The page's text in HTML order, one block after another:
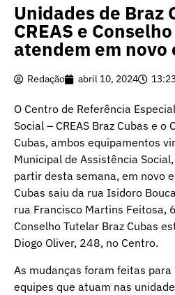
Unidades de Braz
CREAS e
atendem em novo
Redação abril 10, 2024 13:23
O Centro de Referência
Social – CREAS Braz Cubas e o
Cubas, ambos equipamentos
Municipal de Assistência
partir desta semana, em novo
Cubas saiu da rua Isidoro
rua Francisco Martins Feitosa,
Conselho Tutelar Braz Cubas
Diogo Oliver, 248, no Centro.
As mudanças foram feitas
equipes que atuam nas